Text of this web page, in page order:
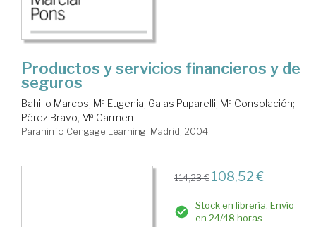
Productos y servicios financieros y de
seguros
Bahillo Marcos, Mª Eugenia; Galas Puparelli, Mª Consolación;
Pérez Bravo, Mª Carmen
Paraninfo Cengage Learning. Madrid, 2004
114,23 € 108,52 €
Stock en librería. Envío
en 24/48 horas